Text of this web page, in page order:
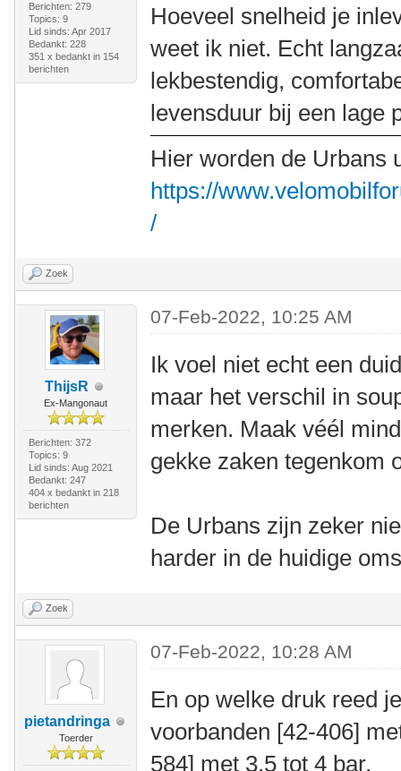
Berichten: 279
Topics: 9
Lid sinds: Apr 2017
Bedankt: 228
351 x bedankt in 154
berichten
Hoeveel snelheid je
weet ik niet. Echt
lekbestendig,
levensduur bij een lage
Hier worden de Urbans
https://
/
Zoek
ThijsR
Ex-Mangonaut
Berichten: 372
Topics: 9
Lid sinds: Aug 2021
Bedankt: 247
404 x bedankt in 218
berichten
07-Feb-2022, 10:25 AM
Ik voel niet echt een
maar het verschil in
merken. Maak véél
gekke zaken tegenkom
De Urbans zijn zeker
harder in de huidige
Zoek
pietandringa
Toerder
07-Feb-2022, 10:28 AM
En op welke druk reed
voorbanden [42-406]
584] met 3.5 tot 4 bar.